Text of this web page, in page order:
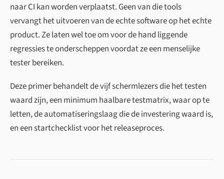
naar CI kan worden verplaatst. Geen van die tools
vervangt het uitvoeren van de echte software op het echte
product. Ze laten wel toe om voor de hand liggende
regressies te onderscheppen voordat ze een menselijke
tester bereiken.
Deze primer behandelt de vijf schermlezers die het testen
waard zijn, een minimum haalbare testmatrix, waar op te
letten, de automatiseringslaag die de investering waard is,
en een startchecklist voor het releaseproces.